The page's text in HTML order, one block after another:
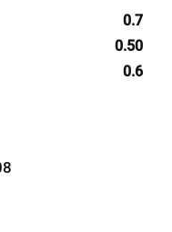
0.7
0.50
0.6